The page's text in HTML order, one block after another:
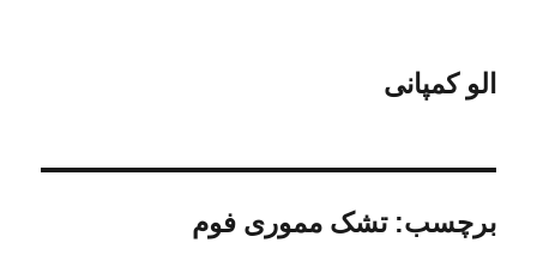
الو کمپانی
برچسب:تشک مموری فوم